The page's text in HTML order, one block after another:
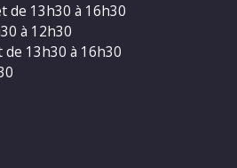
de 13h30 à 16h30
à 12h30
de 13h30 à 16h30